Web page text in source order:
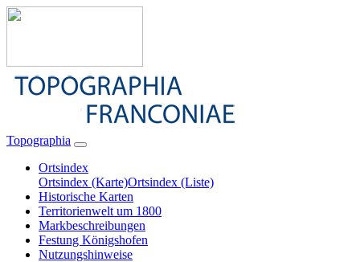
Topographia
Ortsindex
Ortsindex (Karte)Ortsindex (Liste)
Historische Karten
Territorienwelt um 1800
Markbeschreibungen
Festung Königshofen
Nutzungshinweise